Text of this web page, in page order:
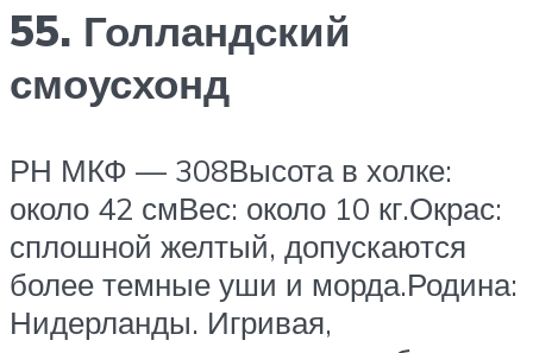
55. Голландский
смоусхонд
РН МКФ — 308Высота в холке:
около 42 смВес: около 10 кг.Окрас:
сплошной желтый, допускаются
более темные уши и морда.Родина:
Нидерланды. Игривая,